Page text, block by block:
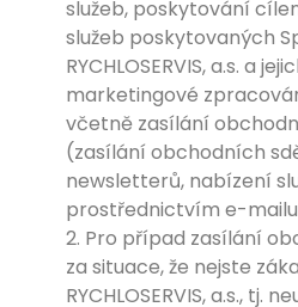
služeb, poskytování
služeb poskytovaných
RYCHLOSERVIS, a.s. a
marketingové
včetně zasílání
(zasílání obchodních
newsletterů, nabízení
prostřednictvím e-
2. Pro případ zasílání
za situace, že nejste
RYCHLOSERVIS, a.s., tj.